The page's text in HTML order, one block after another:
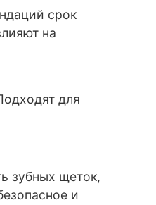
срок
на
для
зубных щеток,
и